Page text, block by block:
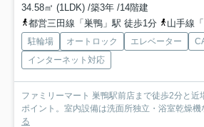
34.58㎡ (1LDK) /築3年 /14階建
都営三田線「巣鴨」駅 徒歩1分
山手線
駐輪場 オートロック エレベーター
インターネット対応
ファミリーマート 巣鴨駅前店まで徒歩2分と近
ポイント。室内設備は洗面所独立・浴室乾燥機
る